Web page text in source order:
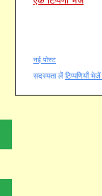
नई पोस्ट
सदस्यता लेंटिप्पणियाँ